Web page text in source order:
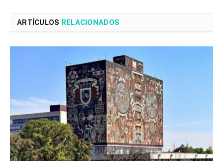
ARTÍCULOS RELACIONADOS